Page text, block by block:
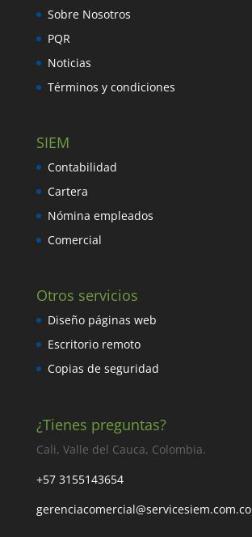
Sobre Nosotros
PQR
Noticias
Términos y condiciones
SIEM
Contabilidad
Cartera
Nómina empleados
Comercial
Otros servicios
Diseño páginas web
Escritorio remoto
Copias de seguridad
¿Tienes preguntas?
Cali, Valle del Cauca, Colombia.
+57 3155143654
gerenciacomercial@servicesiem.com.co